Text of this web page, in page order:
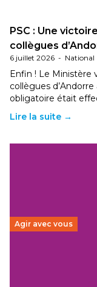
PSC : Une
collègues
6 juillet 2026 - National
Enfin ! Le Ministère
collègues
obligatoire était
Lire la suite →
Agir avec vous